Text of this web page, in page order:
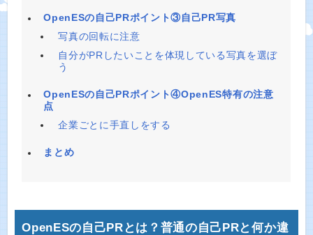
OpenESの自己PRポイント③自己PR写真
写真の回転に注意
自分がPRしたいことを体現している写真を選ぼ
う
OpenESの自己PRポイント④OpenES特有の注意
点
企業ごとに手直しをする
まとめ
OpenESの自己PRとは？普通の自己PRと何か違